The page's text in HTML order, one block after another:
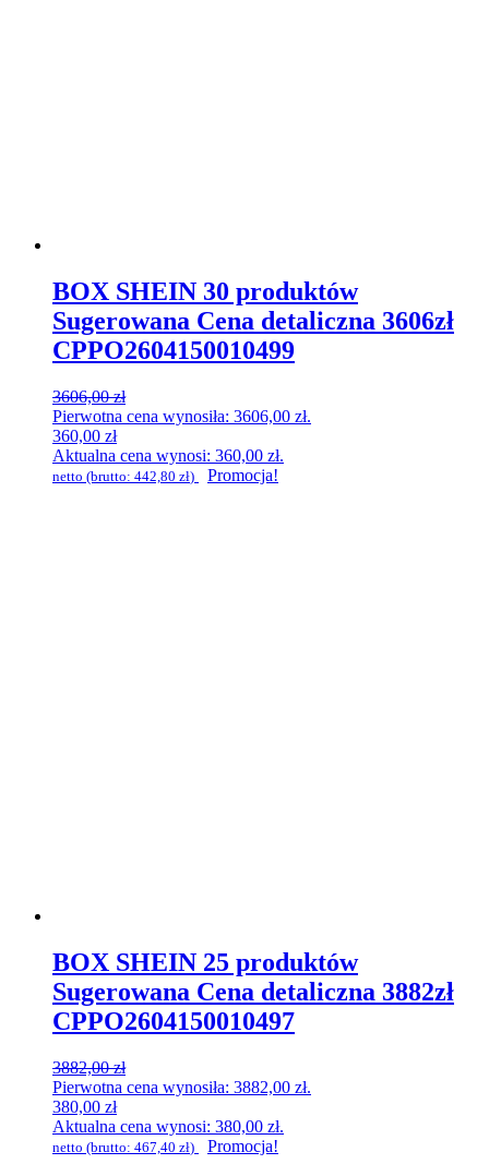
BOX SHEIN 30 produktów
Sugerowana Cena detaliczna 3606zł
CPPO2604150010499
3606,00zł
Pierwotna cena wynosiła: 3606,00 zł.
360,00 zł
Aktualna cena wynosi: 360,00 zł.
netto (brutto: 442,80 zł) Promocja!
BOX SHEIN 25 produktów
Sugerowana Cena detaliczna 3882zł
CPPO2604150010497
3882,00zł
Pierwotna cena wynosiła: 3882,00 zł.
380,00 zł
Aktualna cena wynosi: 380,00 zł.
netto (brutto: 467,40 zł) Promocja!